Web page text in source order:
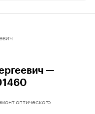
—
оптического